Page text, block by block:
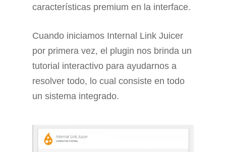
características premium en la interface.
Cuando iniciamos Internal Link Juicer
por primera vez, el plugin nos brinda un
tutorial interactivo para ayudarnos a
resolver todo, lo cual consiste en todo
un sistema integrado.